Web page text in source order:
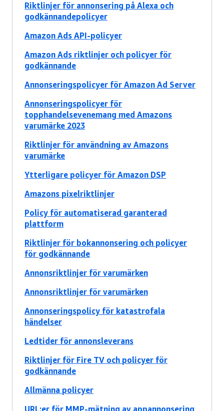
Riktlinjer för annonsering på Alexa och
godkännandepolicyer
Amazon Ads API-policyer
Amazon Ads riktlinjer och policyer för
godkännande
Annonseringspolicyer för Amazon Ad Server
Annonseringspolicyer för
topphandelsevenemang med Amazons
varumärke 2023
Riktlinjer för användning av Amazons
varumärke
Ytterligare policyer för Amazon DSP
Amazons pixelriktlinjer
Policy för automatiserad garanterad
plattform
Riktlinjer för bokannonsering och policyer
för godkännande
Annonsriktlinjer för varumärken
Annonsriktlinjer för varumärken
Annonseringspolicy för katastrofala
händelser
Ledtider för annonsleverans
Riktlinjer för Fire TV och policyer för
godkännande
Allmänna policyer
URL:er för MMP-mätning av appannonsering